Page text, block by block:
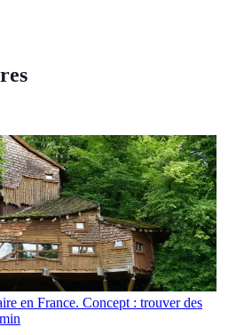
en France. Concept : trouver des
min